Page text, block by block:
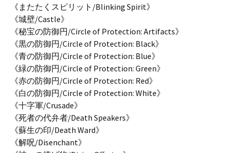
《またたくスピリット/Blinking Spirit》
《城壁/Castle》
《秘宝の防御円/Circle of Protection: Artifacts》
《黒の防御円/Circle of Protection: Black》
《青の防御円/Circle of Protection: Blue》
《緑の防御円/Circle of Protection: Green》
《赤の防御円/Circle of Protection: Red》
《白の防御円/Circle of Protection: White》
《十字軍/Crusade》
《死者の代弁者/Death Speakers》
《蘇生の印/Death Ward》
《解呪/Disenchant》